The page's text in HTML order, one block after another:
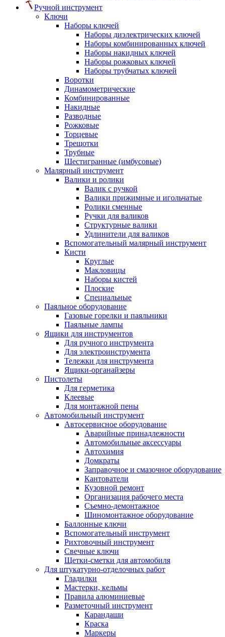
Ручной инструмент
Ключи
Наборы ключей
Наборы диэлектрических ключей
Наборы комбинированных ключей
Наборы накидных ключей
Наборы рожковых ключей
Наборы трубчатых ключей
Воротки
Динамометрические
Комбинированные
Накидные
Разводные
Рожковые
Торцевые
Трещотки
Трубные
Шестигранные (имбусовые)
Малярный инструмент
Валики и ролики
Валик с ручкой
Валики прижимные и игольчатые
Ролики сменные
Ручки для валиков
Структурные валики
Удлинители для валиков
Вспомогательный малярный инструмент
Кисти
Круглые
Макловицы
Наборы кистей
Плоские
Специальные
Паяльное оборудование
Газовые горелки и паяльники
Паяльные лампы
Ящики для инструментов
Для ручного инструмента
Для электроинструмента
Тележки для инструмента
Ящики-органайзеры
Пистолеты
Для герметика
Клеевые
Для монтажной пены
Автомобильный инструмент
Автосервисное оборудование
Аварийные принадлежности
Автомобильные аксессуары
Автохимия
Домкраты
Заправочное и смазочное оборудование
Кантователи
Кузовной ремонт
Организация рабочего места
Съемно-демонтажное
Шиномонтажное оборудование
Баллонные ключи
Вспомогательный инструмент
Рихтовочный инструмент
Свечные ключи
Щетки-сметки для автомобиля
Для штукатурно-отделочных работ
Гладилки
Мастерки, кельмы
Правила алюминиевые
Разметочный инструмент
Карандаши
Краска
Маркеры